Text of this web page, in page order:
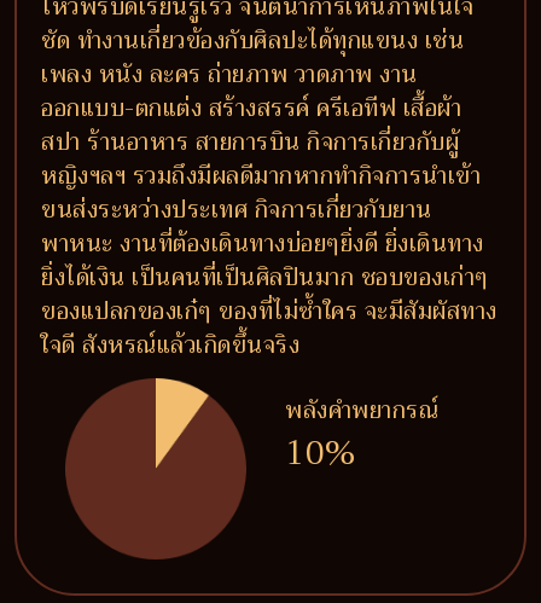
ชัด ทำงานเกี่ยวข้องกับศิลปะได้ทุกแขนง เช่น
เพลง หนัง ละคร ถ่ายภาพ วาดภาพ งาน
ออกแบบ-ตกแต่ง สร้างสรรค์ ครีเอทีฟ เสื้อผ้า
สปา ร้านอาหาร สายการบิน กิจการเกี่ยวกับผู้
หญิงฯลฯ รวมถึงมีผลดีมากหากทำกิจการนำเข้า
ขนส่งระหว่างประเทศ กิจการเกี่ยวกับยาน
พาหนะ งานที่ต้องเดินทางบ่อยๆยิ่งดี ยิ่งเดินทาง
ยิ่งได้เงิน เป็นคนที่เป็นศิลปินมาก ชอบของเก่าๆ
ของแปลกของเก๋ๆ ของที่ไม่ซ้ำใคร จะมีสัมผัสทาง
ใจดี สังหรณ์แล้วเกิดขึ้นจริง
พลังคำพยากรณ์
10%